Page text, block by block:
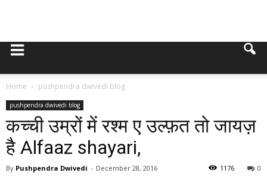
Home pushpendra dwivedi blog
pushpendra dwivedi blog
कच्ची उम्रों में रश्म ए उल्फ़त तो जायज़
है Alfaaz shayari,
By Pushpendra Dwivedi - December 28, 2016 0
1176